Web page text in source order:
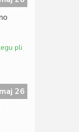
pli
de
la
26